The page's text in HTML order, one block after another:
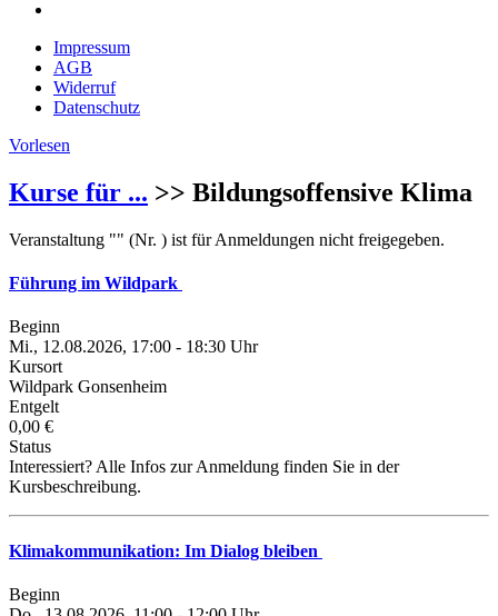
Impressum
AGB
Widerruf
Datenschutz
Vorlesen
Kurse für ... >> Bildungsoffensive Klima
Veranstaltung "" (Nr. ) ist für Anmeldungen nicht freigegeben.
Führung im Wildpark
Beginn
Mi., 12.08.2026, 17:00 - 18:30 Uhr
Kursort
Wildpark Gonsenheim
Entgelt
0,00 €
Status
Interessiert? Alle Infos zur Anmeldung finden Sie in der
Kursbeschreibung.
Klimakommunikation: Im Dialog bleiben
Beginn